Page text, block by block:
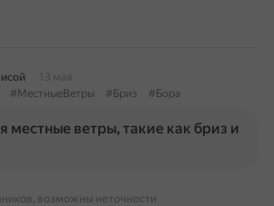
13 мая
#МестныеВетры #Бриз #Бора
местные ветры, такие как бриз и
возможны неточности